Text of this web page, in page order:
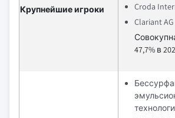
Крупнейшие игроки
Croda
Clariant AG
47,7% в